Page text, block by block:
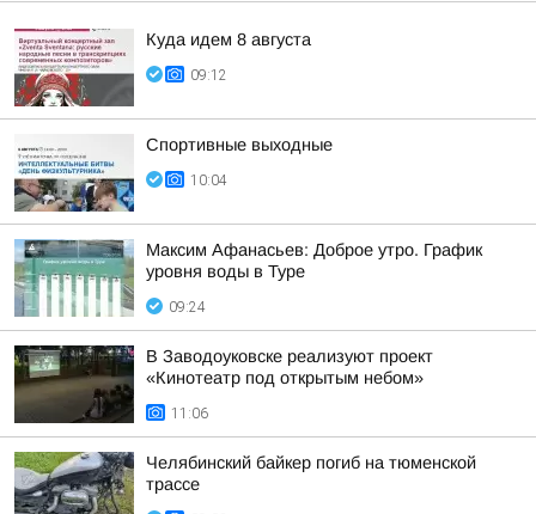
Куда идем 8 августа
09:12
Спортивные выходные
10:04
Максим Афанасьев: Доброе утро. График
уровня воды в Туре
09:24
В Заводоуковске реализуют проект
«Кинотеатр под открытым небом»
11:06
Челябинский байкер погиб на тюменской
трассе